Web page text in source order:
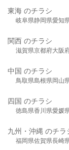
東海 のチラシ
岐阜県静岡県愛知
関西 のチラシ
滋賀県京都府大阪
中国 のチラシ
鳥取県島根県岡山
四国 のチラシ
徳島県香川県愛媛
九州・沖縄 のチラ
福岡県佐賀県長崎